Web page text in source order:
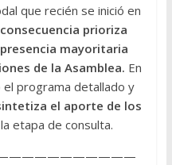
que recién se inició en
prioriza
mayoritaria
de la Asamblea. En
programa detallado y
el aporte de los
etapa de consulta.